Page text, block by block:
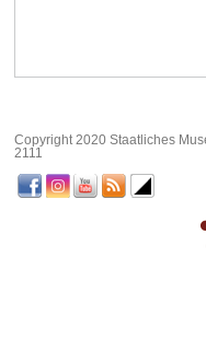
Copyright 2020 Staatliches
2111